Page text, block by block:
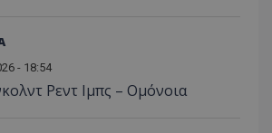
- 18:54
Ρεντ Ιμπς – Ομόνοια